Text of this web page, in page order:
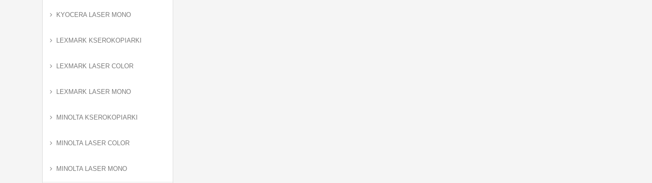
KYOCERA LASER MONO
LEXMARK KSEROKOPIARKI
LEXMARK LASER COLOR
LEXMARK LASER MONO
MINOLTA KSEROKOPIARKI
MINOLTA LASER COLOR
MINOLTA LASER MONO